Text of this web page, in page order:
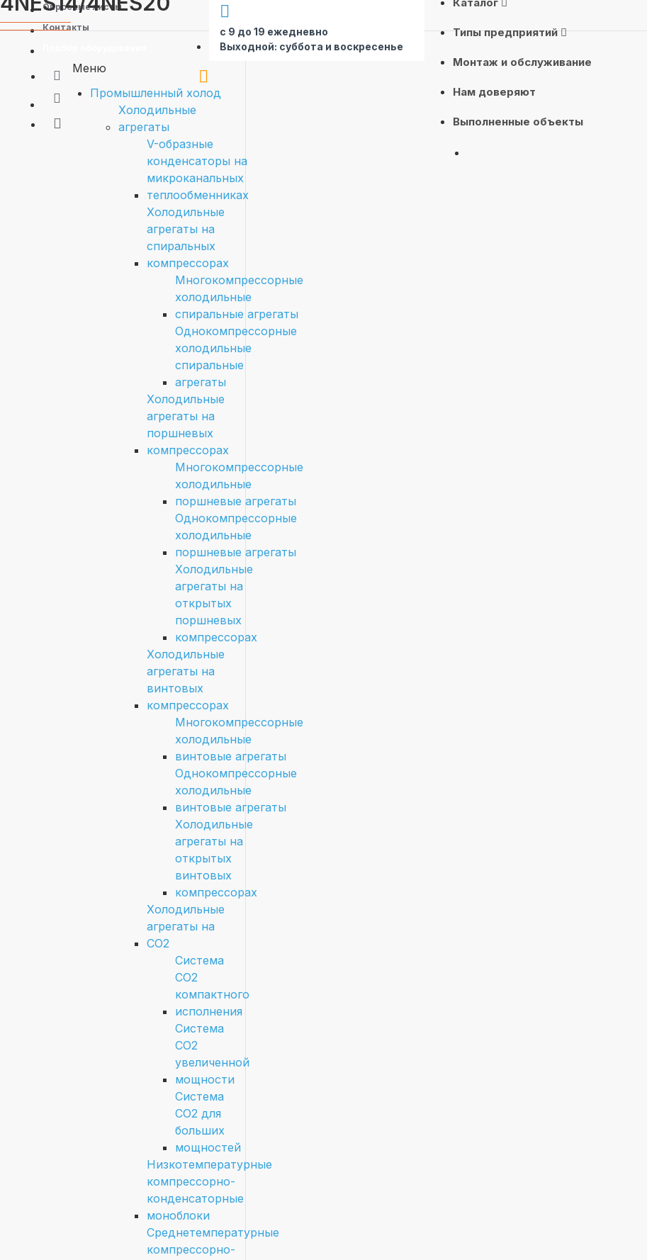
Опросные листы
Контакты
с 9 до 19 ежедневно
Выходной: суббота и воскресенье
Типы предприятий
Монтаж и обслуживание
Нам доверяют
Выполненные объекты
Меню
Промышленный холод
Холодильные
агрегаты
V-образные
конденсаторы на
микроканальных
теплообменниках
Холодильные
агрегаты на
спиральных
компрессорах
Многокомпрессорные
холодильные
спиральные агрегаты
Однокомпрессорные
холодильные
спиральные
агрегаты
Холодильные
агрегаты на
поршневых
компрессорах
Многокомпрессорные
холодильные
поршневые агрегаты
Однокомпрессорные
холодильные
поршневые агрегаты
Холодильные
агрегаты на
открытых
поршневых
компрессорах
Холодильные
агрегаты на
винтовых
компрессорах
Многокомпрессорные
холодильные
винтовые агрегаты
Однокомпрессорные
холодильные
винтовые агрегаты
Холодильные
агрегаты на
открытых
винтовых
компрессорах
Холодильные
агрегаты на
CO2
Система
СО2
компактного
исполнения
Система
СО2
увеличенной
мощности
Система
СО2 для
больших
мощностей
Низкотемпературные
компрессорно-
конденсаторные
моноблоки
Среднетемпературные
компрессорно-